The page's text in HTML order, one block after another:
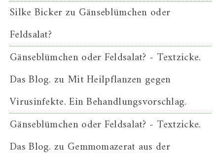
Silke Bickerzu Gänseblümchen oder
Feldsalat?
Gänseblümchen oder Feldsalat? - Textzicke.
Das Blog. zu Mit Heilpflanzen gegen
Virusinfekte. Ein Behandlungsvorschlag.
Gänseblümchen oder Feldsalat? - Textzicke.
Das Blog. zu Gemmomazerat aus der